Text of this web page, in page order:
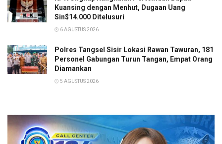
Kuansing dengan Menhut, Dugaan Uang
Sin$14.000 Ditelusuri
6 AGUSTUS 2026
Polres Tangsel Sisir Lokasi Rawan Tawuran, 181
Personel Gabungan Turun Tangan, Empat Orang
Diamankan
5 AGUSTUS 2026